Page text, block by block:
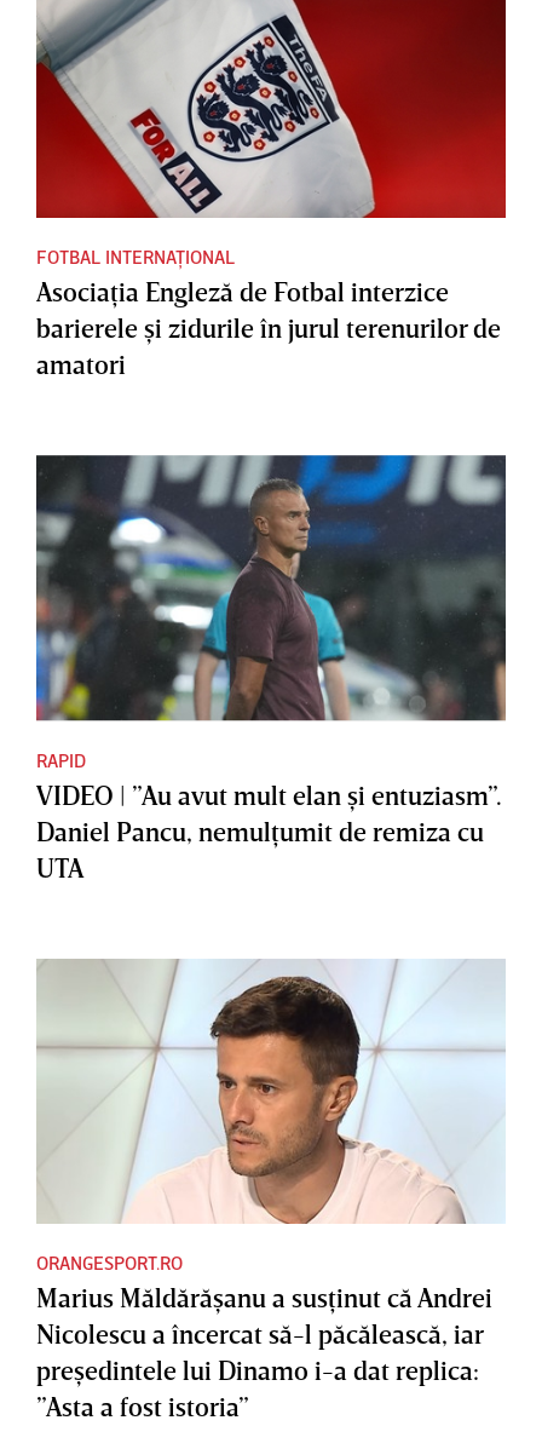
FOTBAL INTERNAȚIONAL
Asociaţia Engleză de Fotbal interzice
barierele şi zidurile în jurul terenurilor de
amatori
RAPID
VIDEO | ”Au avut mult elan şi entuziasm”.
Daniel Pancu, nemulţumit de remiza cu
UTA
ORANGESPORT.RO
Marius Măldărăşanu a susţinut că Andrei
Nicolescu a încercat să-l păcălească, iar
preşedintele lui Dinamo i-a dat replica:
”Asta a fost istoria”